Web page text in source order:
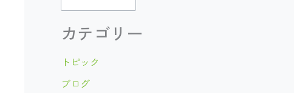
ー
カ
ブ
カテゴリー
トピック
ブログ